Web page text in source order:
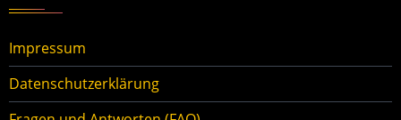
Impressum
Datenschutzerklärung